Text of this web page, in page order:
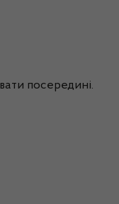
посередині.